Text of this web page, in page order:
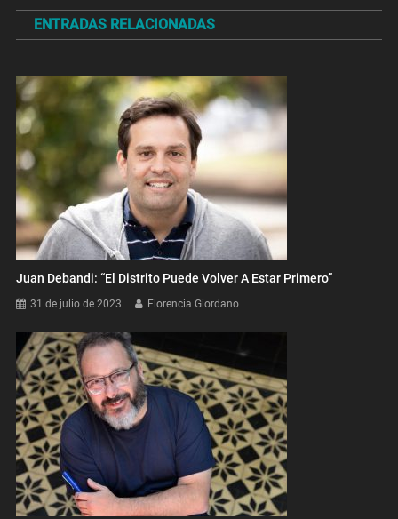
entradas
ENTRADAS RELACIONADAS
Juan Debandi: “El Distrito Puede Volver A Estar Primero”
31 de julio de 2023 Florencia Giordano